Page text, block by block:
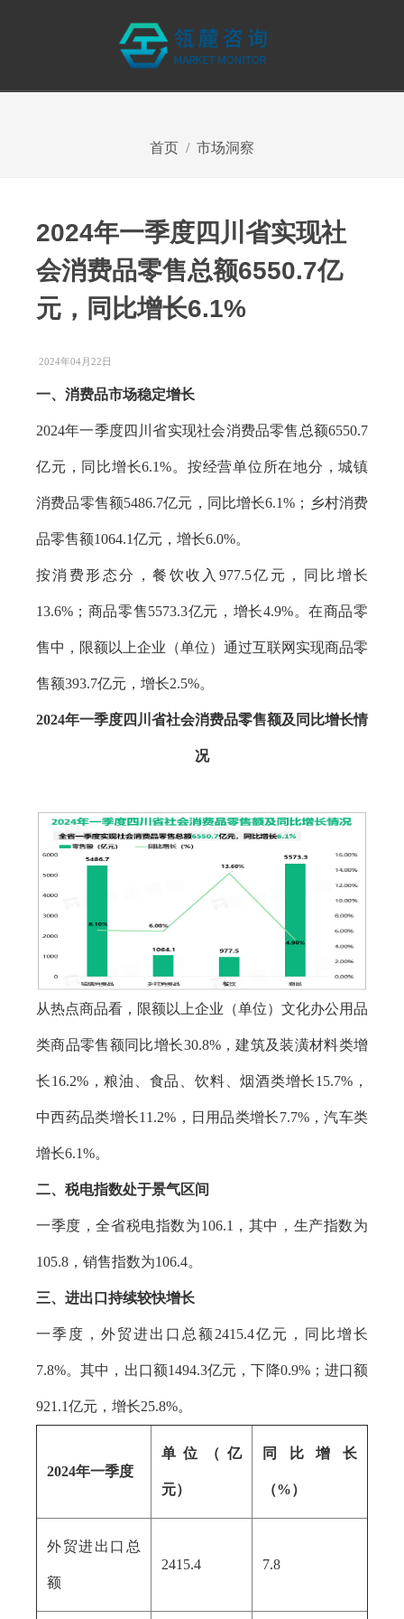
首页 市场洞察
2024年一季度四川省实现社
会消费品零售总额6550.7亿
元，同比增长6.1%
2024年04月22日
一、消费品市场稳定增长
2024年一季度四川省实现社会消费品零售总额6550.7
亿元，同比增长6.1%。按经营单位所在地分，城镇
消费品零售额5486.7亿元，同比增长6.1%；乡村消费
品零售额1064.1亿元，增长6.0%。
按消费形态分，餐饮收入977.5亿元，同比增长
13.6%；商品零售5573.3亿元，增长4.9%。在商品零
售中，限额以上企业（单位）通过互联网实现商品零
售额393.7亿元，增长2.5%。
2024年一季度四川省社会消费品零售额及同比增长情
况
从热点商品看，限额以上企业（单位）文化办公用品
类商品零售额同比增长30.8%，建筑及装潢材料类增
长16.2%，粮油、食品、饮料、烟酒类增长15.7%，
中西药品类增长11.2%，日用品类增长7.7%，汽车类
增长6.1%。
二、税电指数处于景气区间
一季度，全省税电指数为106.1，其中，生产指数为
105.8，销售指数为106.4。
三、进出口持续较快增长
一季度，外贸进出口总额2415.4亿元，同比增长
7.8%。其中，出口额1494.3亿元，下降0.9%；进口额
921.1亿元，增长25.8%。
2024年一季度
单位（亿
元）
同比增长
（%）
外贸进出口总
额
2415.4 7.8